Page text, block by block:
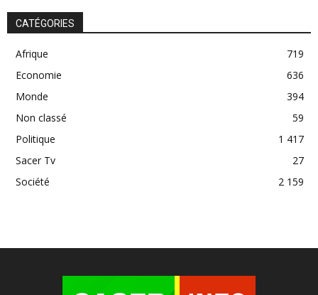
CATÉGORIES
Afrique
719
Economie
636
Monde
394
Non classé
59
Politique
1 417
Sacer Tv
27
Société
2 159